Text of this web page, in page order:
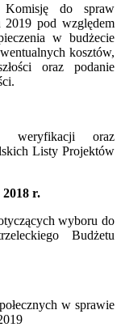
Komisję do spraw
2019 pod względem
w budżecie
kosztów,
oraz podanie
weryfikacji oraz
Listy Projektów
r.
wyboru do
Budżetu
w sprawie